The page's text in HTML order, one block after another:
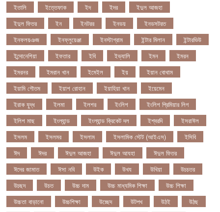
ইতালি
ইত্তেফাক ইদ ইদর
ইদুল আজহা
ইদুল ফিতর
ইন ইনটরর ইনডয়
ইনডসটরত
ইনফলয়ঞজ
ইনফ্লুয়েঞ্জা ইনস্টাগ্রাম ইন্টার মিলান
ইন্টারভিউ
ইন্দোনেশিয়া
ইফতার ইবি ইভ্যালি ইমন
ইমরন
ইমরনর
ইমরান খান ইমেইল ইয়
ইয়ান বোথাম
ইয়ামি গৌতম
ইয়াশ রোহান ইয়াহিয়া খান
ইয়েমেন
ইরাক যুদ্ধ
ইলমা ইলশর ইংলিশ
ইংলিশ প্রিমিয়ার লিগ
ইলিশ মাছ
ইংল্যান্ড ইংল্যান্ড ক্রিকেট দল ইশ্বরদি
ইসরাঈল
ইসলম
ইসলমর ইসলাম ইসলামিক স্টেট (আইএস)
ইসিবি
ঈদ
ঈদর ঈদুল আজহা ঈদুল আযহা
ঈদুল ফিতর
ঈদের জামাত
ঈসা নবি উইক উখয উখিয়া
উচচতর
উচছদ
উচত উচ্চ দাম উচ্চ মাধ্যমিক শিক্ষা
উচ্চ শিক্ষা
উচ্চতা বাড়ানো
উচ্চশিক্ষা উচ্ছেদ উটপখ উঠই
উঠছ